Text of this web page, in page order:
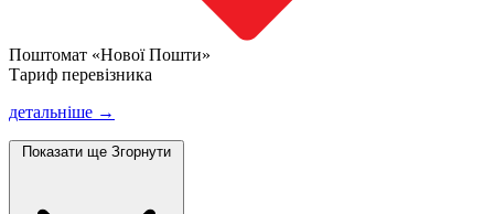
Поштомат «Нової Пошти»
Тариф перевізника
детальніше →
Показати ще Згорнути